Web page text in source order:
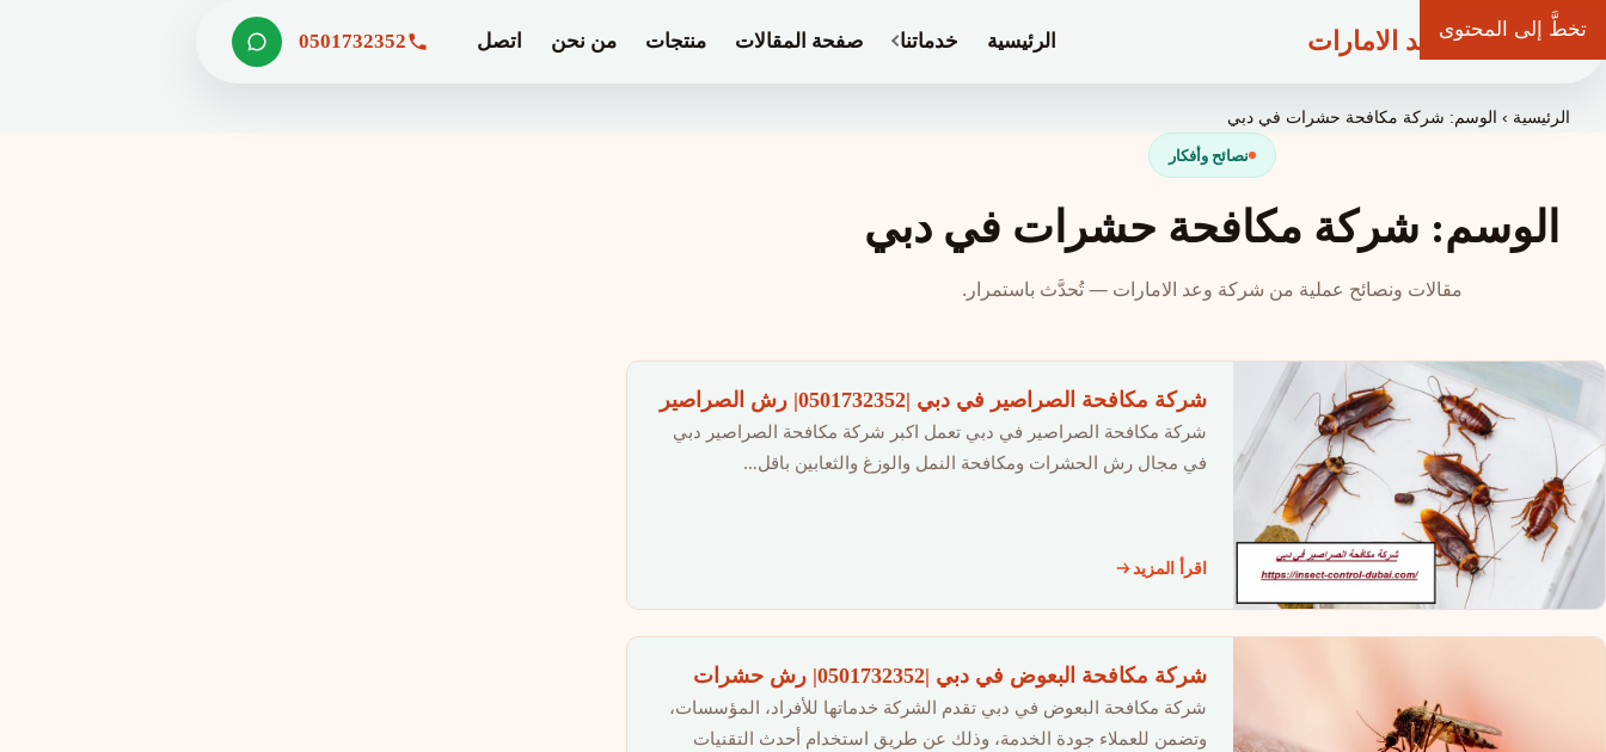
تخطَّ إلى المحتوى
شركة وعد الامارات الرئيسية خدماتنا صفحة المقالات منتجات من نحن اتصل 0501732352
الرئيسية › الوسم: شركة مكافحة حشرات في دبي
نصائح وأفكار
الوسم: شركة مكافحة حشرات في دبي
مقالات ونصائح عملية من شركة وعد الامارات — تُحدَّث باستمرار.
شركة مكافحة الصراصير في دبي |0501732352| رش الصراصير
شركة مكافحة الصراصير في دبي تعمل اكبر شركة مكافحة الصراصير دبي
في مجال رش الحشرات ومكافحة النمل والوزغ والثعابين باقل…
اقرأ المزيد
شركة مكافحة البعوض في دبي |0501732352| رش حشرات
شركة مكافحة البعوض في دبي تقدم الشركة خدماتها للأفراد، المؤسسات،
وتضمن للعملاء جودة الخدمة، وذلك عن طريق استخدام أحدث التقنيات